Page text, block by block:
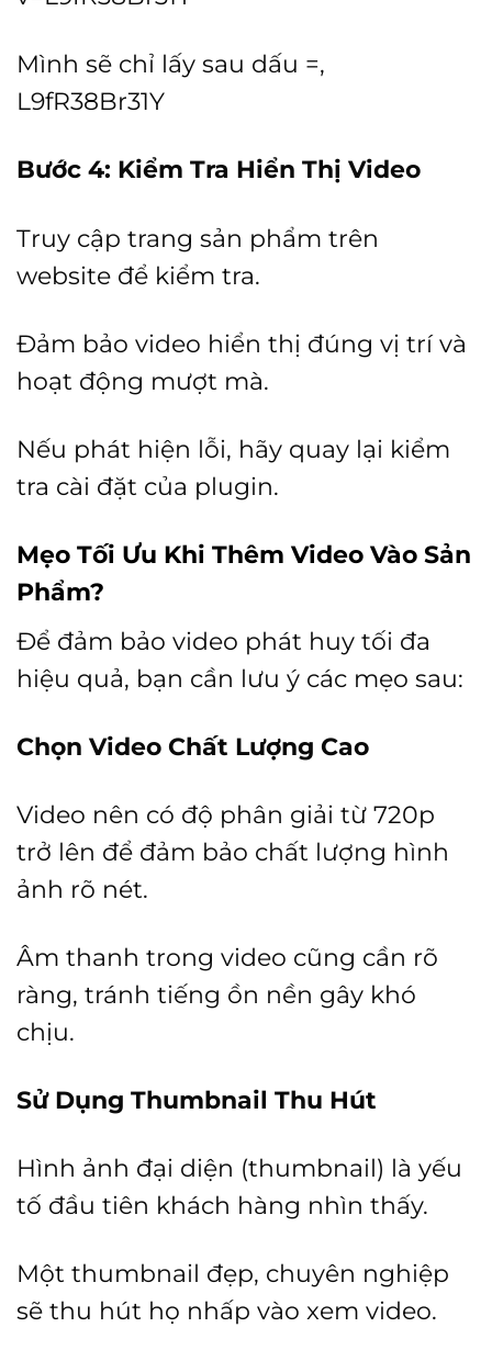
Mình sẽ chỉ lấy sau dấu =,
L9fR38Br31Y
Bước 4: Kiểm Tra Hiển Thị Video
Truy cập trang sản phẩm trên
website để kiểm tra.
Đảm bảo video hiển thị đúng vị trí và
hoạt động mượt mà.
Nếu phát hiện lỗi, hãy quay lại kiểm
tra cài đặt của plugin.
Mẹo Tối Ưu Khi Thêm Video Vào Sản
Phẩm?
Để đảm bảo video phát huy tối đa
hiệu quả, bạn cần lưu ý các mẹo sau:
Chọn Video Chất Lượng Cao
Video nên có độ phân giải từ 720p
trở lên để đảm bảo chất lượng hình
ảnh rõ nét.
Âm thanh trong video cũng cần rõ
ràng, tránh tiếng ồn nền gây khó
chịu.
Sử Dụng Thumbnail Thu Hút
Hình ảnh đại diện (thumbnail) là yếu
tố đầu tiên khách hàng nhìn thấy.
Một thumbnail đẹp, chuyên nghiệp
sẽ thu hút họ nhấp vào xem video.